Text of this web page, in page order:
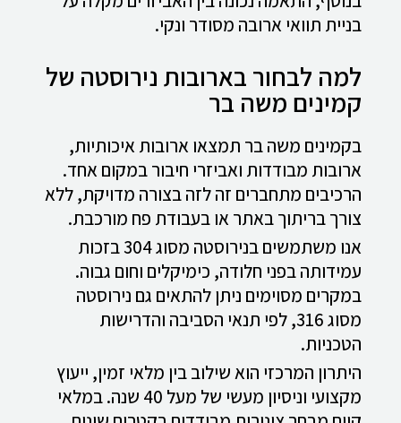
בניית תוואי ארובה מסודר ונקי.
למה לבחור בארובות נירוסטה של
קמינים משה בר
בקמינים משה בר תמצאו ארובות איכותיות,
ארובות מבודדות ואביזרי חיבור במקום אחד.
הרכיבים מתחברים זה לזה בצורה מדויקת, ללא
צורך בריתוך באתר או בעבודת פח מורכבת.
אנו משתמשים בנירוסטה מסוג 304 בזכות
עמידותה בפני חלודה, כימיקלים וחום גבוה.
במקרים מסוימים ניתן להתאים גם נירוסטה
מסוג 316, לפי תנאי הסביבה והדרישות
הטכניות.
היתרון המרכזי הוא שילוב בין מלאי זמין, ייעוץ
מקצועי וניסיון מעשי של מעל 40 שנה. במלאי